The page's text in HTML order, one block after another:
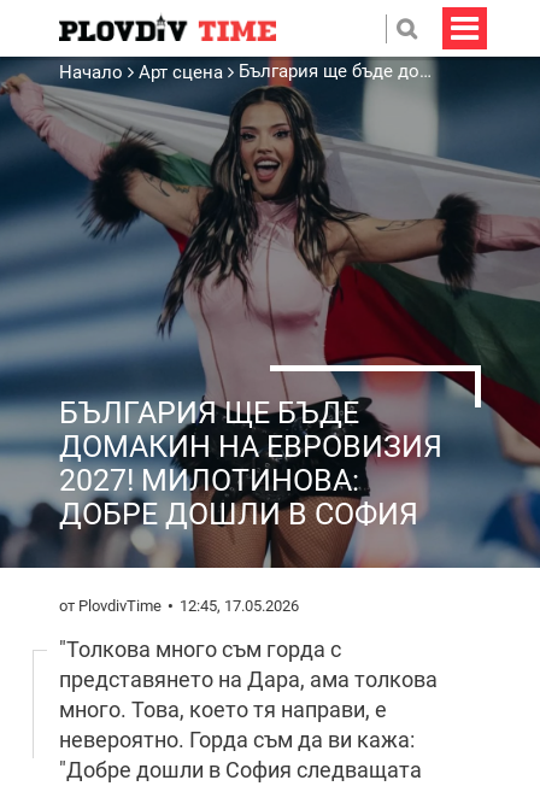
Начало Арт сцена България ще бъде домакин на Евровизия 2027! Милотинова: Добре дошли в София
БЪЛГАРИЯ ЩЕ БЪДЕ
ДОМАКИН НА ЕВРОВИЗИЯ
2027! МИЛОТИНОВА:
ДОБРЕ ДОШЛИ В СОФИЯ
от PlovdivTime 12:45, 17.05.2026
"Толкова много съм горда с
представянето на Дара, ама толкова
много. Това, което тя направи, е
невероятно. Горда съм да ви кажа:
"Добре дошли в София следващата